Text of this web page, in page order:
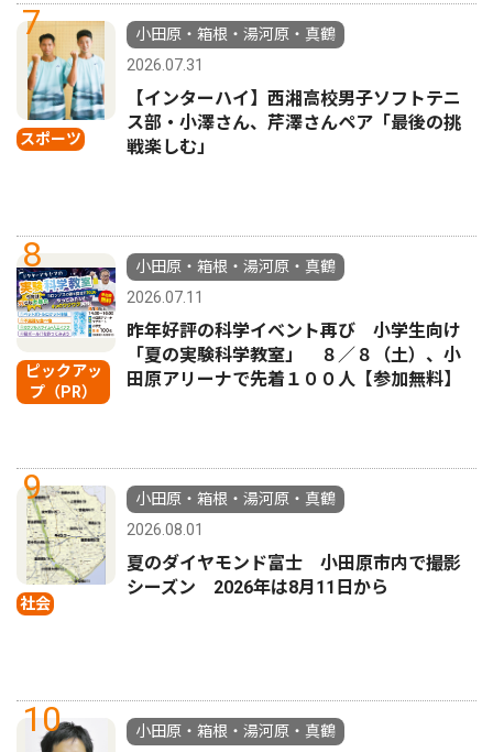
7
スポーツ
小田原・箱根・湯河原・真鶴
2026.07.31
【インターハイ】西湘高校男子ソフトテニ
ス部・小澤さん、芹澤さんペア「最後の挑
戦楽しむ」
8
ピックアッ
プ（PR）
小田原・箱根・湯河原・真鶴
2026.07.11
昨年好評の科学イベント再び 小学生向け
「夏の実験科学教室」 ８／８（土）、小
田原アリーナで先着１００人【参加無料】
9
社会
小田原・箱根・湯河原・真鶴
2026.08.01
夏のダイヤモンド富士 小田原市内で撮影
シーズン 2026年は8月11日から
10
小田原・箱根・湯河原・真鶴